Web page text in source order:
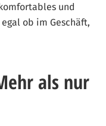
und
ob im Geschäft,
als nur